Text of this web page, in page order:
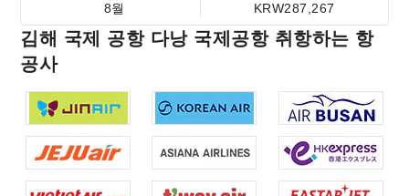
8월
KRW287,267
김해 국제 공항 다낭 국제공항 취항하는 항
공사